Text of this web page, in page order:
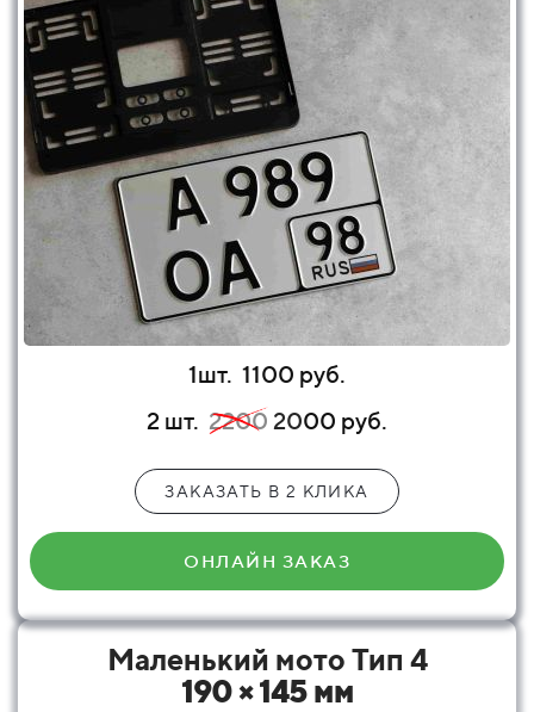
1шт. 1100 руб.
2 шт. 2200 2000 руб.
ЗАКАЗАТЬ В 2 КЛИКА
ОНЛАЙН ЗАКАЗ
Маленький мото Тип 4
190 × 145 мм